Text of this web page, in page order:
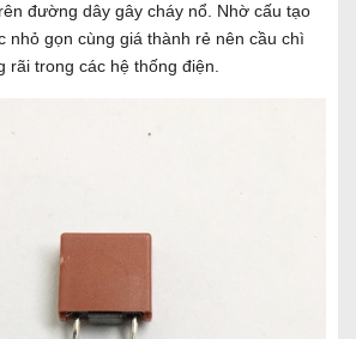
đường dây gây cháy nổ. Nhờ cấu tạo
nhỏ gọn cùng giá thành rẻ nên cầu chì
trong các hệ thống điện.